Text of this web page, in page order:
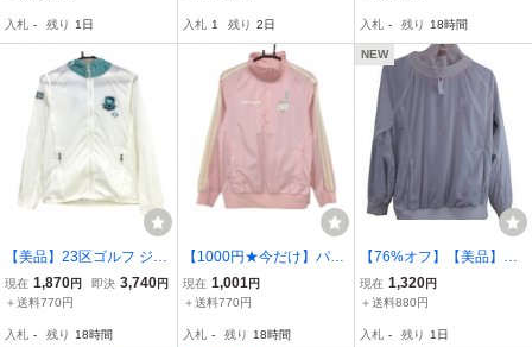
ゴルフウェア トラック
トップ ストレッチ
入札 - 残り 1日
ウエア 11(L) グレー b233
入札 1 残り 2日
モデル PEARLY GATES
入札 - 残り 18時間
【美品】23区ゴルフ ジッ
プパーカー 白×グリーン
フードストライプ 薄手 レ
ア 23区
現在 1,870円 即決 3,740円
＋送料770円
入札 - 残り 18時間
【1000円★今だけ】パー
リーゲイツ ジャケットブ
ルゾン ピンク×白 ハーフ
ス 1(M) ゴルフウェア PE
現在 1,001 円
＋送料770円
入札 - 残り 18時間
NEW
【76%オフ】【美品】Cal
laway(キャロウェイ) 2wa
yスニード 白 レディース
品 2408-0373 中古
現在 1,320円
＋送料880円
入札 - 残り 1日